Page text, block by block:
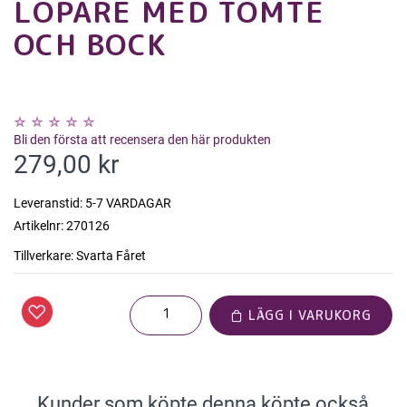
LÖPARE MED TOMTE
OCH BOCK
Bli den första att recensera den här produkten
279,00 kr
Leveranstid: 5-7 VARDAGAR
Artikelnr:270126
Tillverkare:Svarta Fåret
LÄGG I VARUKORG